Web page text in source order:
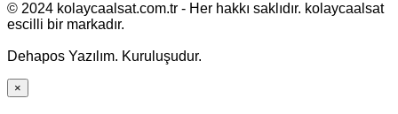
© 2024 kolaycaalsat.com.tr - Her hakkı saklıdır. kolaycaalsat
escilli bir markadır.
Dehapos Yazılım. Kuruluşudur.
×